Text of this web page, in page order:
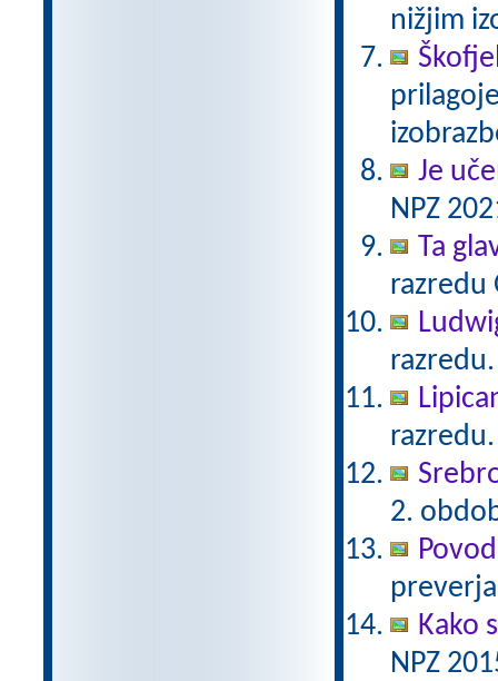
nižjim
Je
NPZ
Ta
razredu
razredu.
razredu.
2.
Kako
NPZ